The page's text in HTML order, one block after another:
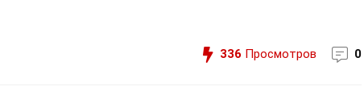
336 Просмотров 0